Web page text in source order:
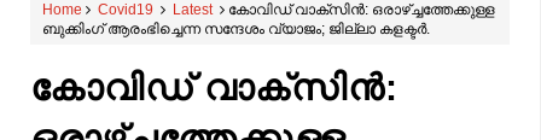
Home Covid19 Latest
കോവിഡ് വാക്‌സിന്‍: ഒരാഴ്ച്ചത്തേക്കുള്ള
ബുക്കിംഗ് ആരംഭിച്ചെന്ന സന്ദേശം വ്യാജം; ജില്ലാ കളക്ടർ.
കോവിഡ് വാക്‌സിന്‍: